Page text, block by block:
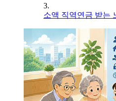
3.
소액 직역연금 받는